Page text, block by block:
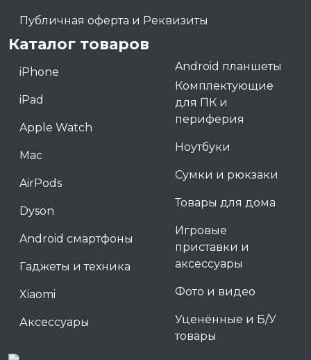
Публичная оферта и Реквизиты
Каталог товаров
iPhone
iPad
Apple Watch
Mac
AirPods
Dyson
Android смартфоны
Гаджеты и техника
Xiaomi
Аксессуары
Android планшеты
Комплектующие
для ПК и
периферия
Ноутбуки
Сумки и рюкзаки
Товары для дома
Игровые
приставки и
аксессуары
Фото и видео
Уценённые и Б/У
товары